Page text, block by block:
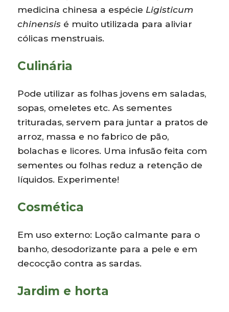
medicina chinesa a espécie Ligisticum
chinensis é muito utilizada para aliviar
cólicas menstruais.
Culinária
Pode utilizar as folhas jovens em saladas,
sopas, omeletes etc. As sementes
trituradas, servem para juntar a pratos de
arroz, massa e no fabrico de pão,
bolachas e licores. Uma infusão feita com
sementes ou folhas reduz a retenção de
líquidos. Experimente!
Cosmética
Em uso externo: Loção calmante para o
banho, desodorizante para a pele e em
decocção contra as sardas.
Jardim e horta